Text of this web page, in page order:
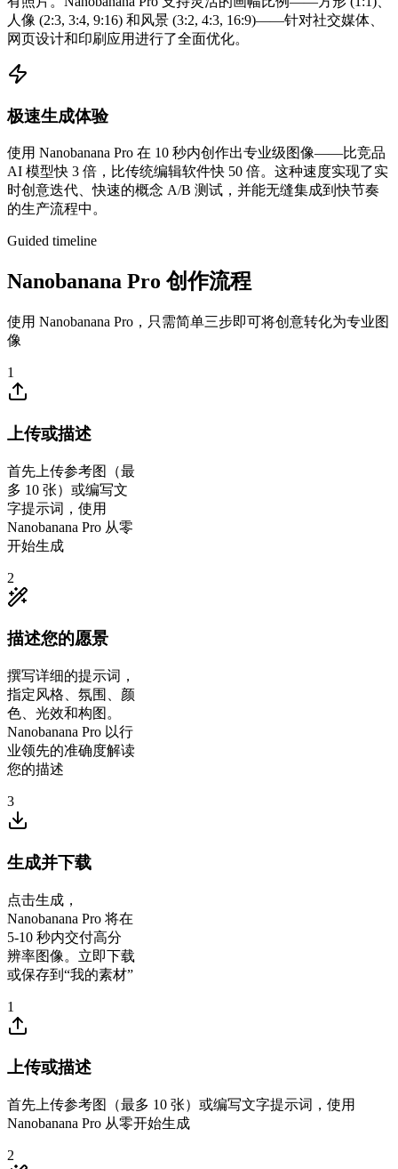
人像 (2:3, 3:4, 9:16) 和风景 (3:2, 4:3, 16:9)——针对社交媒体、
网页设计和印刷应用进行了全面优化。
极速生成体验
使用 Nanobanana Pro 在 10 秒内创作出专业级图像——比竞品
AI 模型快 3 倍，比传统编辑软件快 50 倍。这种速度实现了实
时创意迭代、快速的概念 A/B 测试，并能无缝集成到快节奏
的生产流程中。
Guided timeline
Nanobanana Pro 创作流程
使用 Nanobanana Pro，只需简单三步即可将创意转化为专业图
像
1
上传或描述
首先上传参考图（最
多 10 张）或编写文
字提示词，使用
Nanobanana Pro 从零
开始生成
2
描述您的愿景
撰写详细的提示词，
指定风格、氛围、颜
色、光效和构图。
Nanobanana Pro 以行
业领先的准确度解读
您的描述
3
生成并下载
点击生成，
Nanobanana Pro 将在
5-10 秒内交付高分
辨率图像。立即下载
或保存到“我的素材”
1
上传或描述
首先上传参考图（最多 10 张）或编写文字提示词，使用
Nanobanana Pro 从零开始生成
2